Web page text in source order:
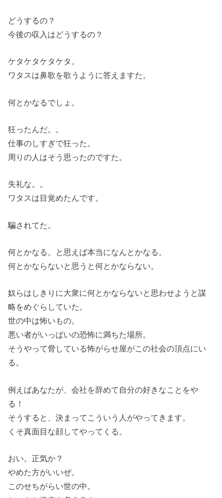
どうするの？
今後の収入はどうするの？
ケタケタケタケタ。
ワタスは鼻歌を歌うように答えますた。
何とかなるでしょ。
狂ったんだ。。
仕事のしすぎで狂った。
周りの人はそう思ったのですた。
失礼な。。
ワタスは目覚めたんです。
騙されてた。
何とかなる。と思えば本当になんとかなる。
何とかならないと思うと何とかならない。
奴らはしきりに大衆に何とかならないと思わせようと謀
略をめぐらしていた。
世の中は怖いもの。
悪い者がいっぱいの恐怖に満ちた場所。
そうやって脅している怖がらせ屋がこの社会の頂点にい
る。
例えばあなたが、会社を辞めて自分の好きなことをや
る！
そうすると、決まってこういう人がやってきます。
くそ真面目な顔してやってくる。
おい。正気か？
やめた方がいいぜ。
このせちがらい世の中。